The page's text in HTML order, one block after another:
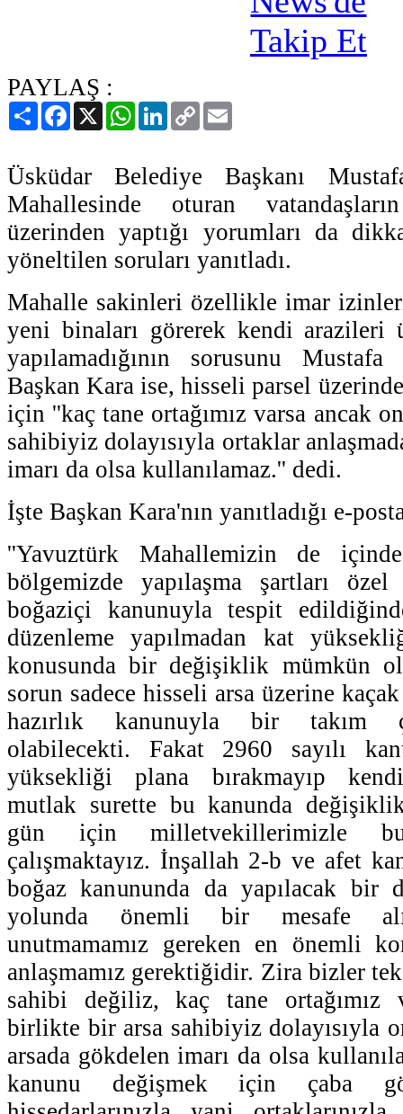
PAYLAŞ :
PaylaşFacebook
X WhatsAppLinkedIn
Copy
Link
Üsküdar Belediye Başkanı
Mahallesinde oturan
üzerinden yaptığı yorumları da
yöneltilen soruları yanıtladı.
Mahalle sakinleri özellikle imar
yeni binaları görerek kendi arazileri
yapılamadığının sorusunu
Başkan Kara ise, hisseli parsel
için ''kaç tane ortağımız varsa ancak
sahibiyiz dolayısıyla ortaklar
imarı da olsa kullanılamaz.'' dedi.
İşte Başkan Kara'nın yanıtladığı e-
''Yavuztürk Mahallemizin de
bölgemizde yapılaşma şartları
boğaziçi kanunuyla tespit
düzenleme yapılmadan kat
konusunda bir değişiklik mümkün
sorun sadece hisseli arsa üzerine
hazırlık kanunuyla bir takım
olabilecekti. Fakat 2960 sayılı
yüksekliği plana bırakmayıp
mutlak surette bu kanunda
gün için milletvekillerimizle
çalışmaktayız. İnşallah 2-b ve afet
boğaz kanununda da yapılacak bir
yolunda önemli bir mesafe
unutmamamız gereken en önemli
anlaşmamız gerektiğidir. Zira bizler tek
sahibi değiliz, kaç tane ortağımız
birlikte bir arsa sahibiyiz dolayısıyla
arsada gökdelen imarı da olsa
kanunu değişmek için çaba